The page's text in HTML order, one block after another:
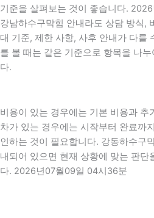
기준을 살펴보는 것이 좋습니다.
강남하수구막힘 안내라도 상담 방식,
대 기준, 제한 사항, 사후 안내가 다를
를 볼 때는 같은 기준으로 항목을 나
다.
비용이 있는 경우에는 기본 비용과 추
차가 있는 경우에는 시작부터 완료까
인하는 것이 필요합니다. 강동하수구
내되어 있으면 현재 상황에 맞는 판단
다. 2026년07월09일 04시36분